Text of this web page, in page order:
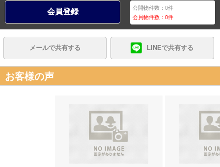
会員登録 公開物件数：0件
会員物件数：0件
メールで共有する LINEで共有する
お客様の声